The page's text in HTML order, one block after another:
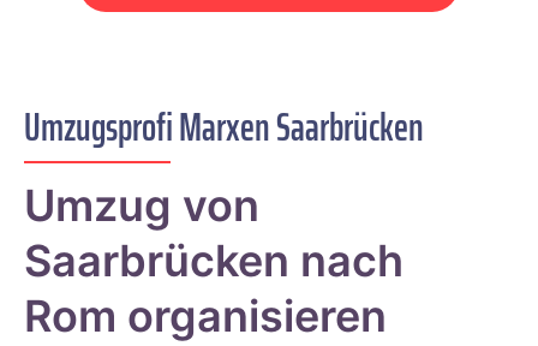
Umzugsprofi Marxen Saarbrücken
Umzug von
Saarbrücken nach
Rom organisieren